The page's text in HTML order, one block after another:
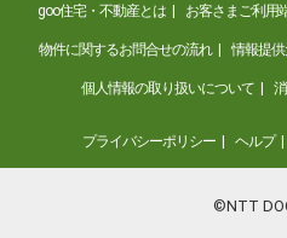
goo住宅・不動産とは お客さまご利用
物件に関するお問合せの流れ 情報提供
個人情報の取り扱いについて
プライバシーポリシー ヘルプ
©NTT